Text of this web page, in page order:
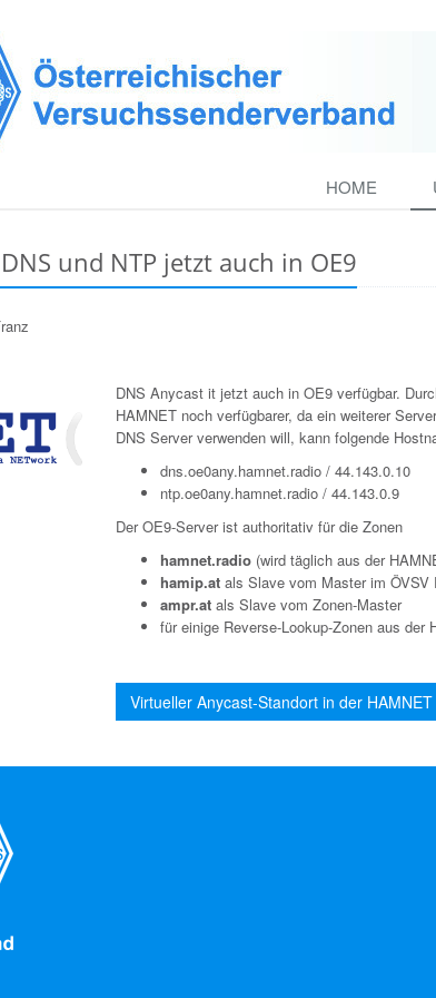
HOME
und NTP jetzt auch in OE9
DNS Anycast it jetzt auch in OE9 verfügbar.
HAMNET noch verfügbarer, da ein weiterer
DNS Server verwenden will, kann folgende
dns.oe0any.hamnet.radio / 44.143.0.10
ntp.oe0any.hamnet.radio / 44.143.0.9
Der OE9-Server ist authoritativ für die Zonen
hamnet.radio (wird täglich aus der
hamip.at als Slave vom Master im ÖVSV
ampr.at als Slave vom Zonen-Master
für einige Reverse-Lookup-Zonen aus der
Virtueller Anycast-Standort in der